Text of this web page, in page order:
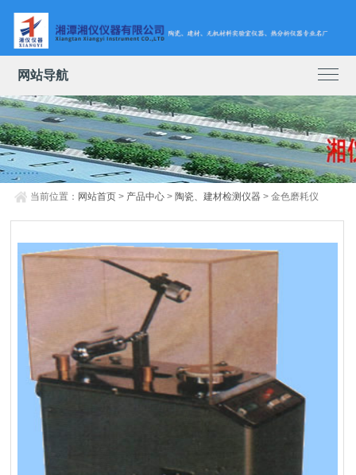
网站导航
当前位置： 网站首页 > 产品中心 > 陶瓷、建材检测仪器 > 金色磨耗仪